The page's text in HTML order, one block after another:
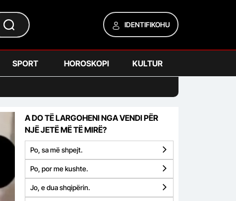
IDENTIFIKOHU
SPORT HOROSKOPI KULTUR
A DO TË LARGOHENI NGA VENDI PËR
NJË JETË MË TË MIRË?
Po, sa më shpejt.
Po, por me kushte.
Jo, e dua shqipërin.